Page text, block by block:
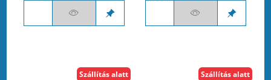
Szállítás alatt Szállítás alatt